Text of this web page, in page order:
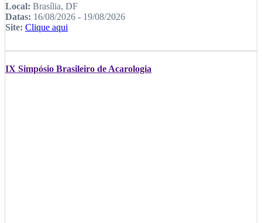
Local: Brasília, DF
Datas: 16/08/2026 - 19/08/2026
Site: Clique aqui
IX Simpósio Brasileiro de Acarologia